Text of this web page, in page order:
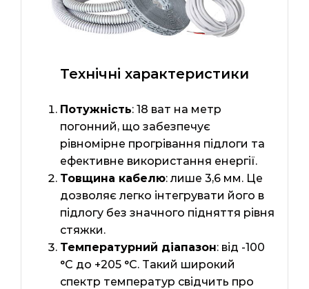
Технічні характеристики
Потужність: 18 ват на метр
погонний, що забезпечує
рівномірне прогрівання підлоги та
ефективне використання енергії.
Товщина кабелю: лише 3,6 мм. Це
дозволяє легко інтегрувати його в
підлогу без значного підняття рівня
стяжки.
Температурний діапазон: від -100
°C до +205 °C. Такий широкий
спектр температур свідчить про